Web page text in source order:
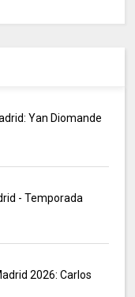
Yan Diomande
- Temporada
2026: Carlos